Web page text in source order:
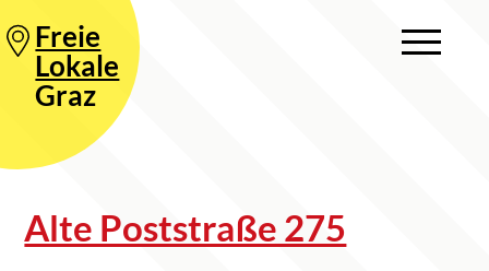
Freie
Lokale
Graz
Alte Poststraße 275